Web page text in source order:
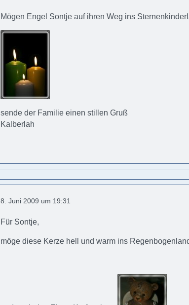
Mögen Engel Sontje auf ihren Weg ins
sende der Familie einen stillen Gruß
Kalberlah
8. Juni 2009 um 19:31
Für Sontje,
möge diese Kerze hell und warm ins